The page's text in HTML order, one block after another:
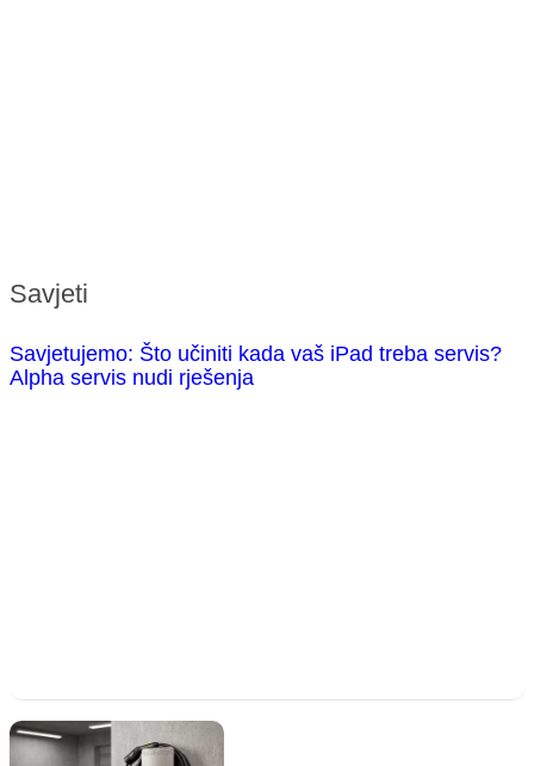
Savjeti
Savjetujemo: Što učiniti kada vaš iPad treba servis?
Alpha servis nudi rješenja